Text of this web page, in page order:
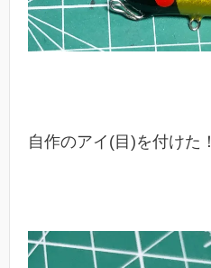
自作のアイ(目)を付けた！